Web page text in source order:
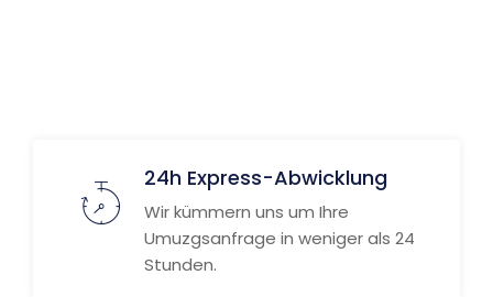
24h Express-Abwicklung
Wir kümmern uns um Ihre
Umuzgsanfrage in weniger als 24
Stunden.